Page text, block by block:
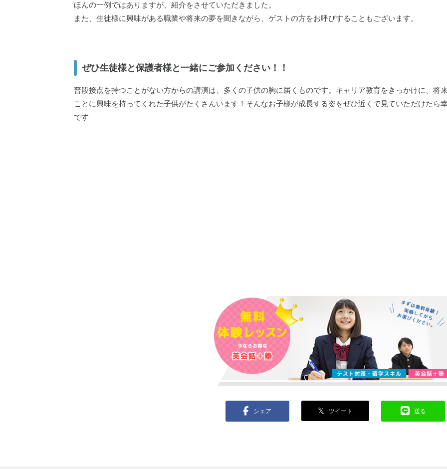
ほんの一例ではありますが、紹介をさせていただきました。
また、生徒様に興味がある職業や将来の夢を聞きながら、ゲストの方をお呼びすることもございます。
ぜひ生徒様と保護者様と一緒にご参加ください！！
普段接点を持つことがない方からの講演は、多くの子供の胸に届くものです。キャリア教育をきっかけに、将
ことに興味を持ってくれた子供がたくさんいます！そんなお子様が成長する姿をぜひ近くで見ていただけたら
です
シェア 𝕏 ツイート 送る